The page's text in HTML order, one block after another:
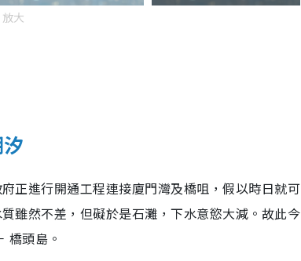
大
正進行開通工程連接廈門灣及橋咀，假以時日就可
雖然不差，但礙於是石灘，下水意慾大減。故此今
橋頭島。